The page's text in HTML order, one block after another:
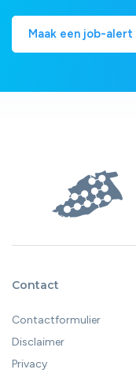
Maak een job-alert
Contact
Contactformulier
Disclaimer
Privacy